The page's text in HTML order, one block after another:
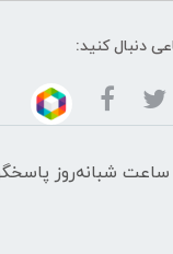
دنبال کنید:
هفت روز هفته ، ۲۴ ساعت شبانه‌روز